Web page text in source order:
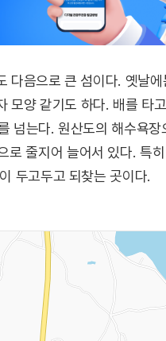
다음으로 큰 섬이다. 옛날
모양 같기도 하다. 배를 타
넘는다. 원산도의 해수욕
줄지어 늘어서 있다. 특
두고두고 되찾는 곳이다.